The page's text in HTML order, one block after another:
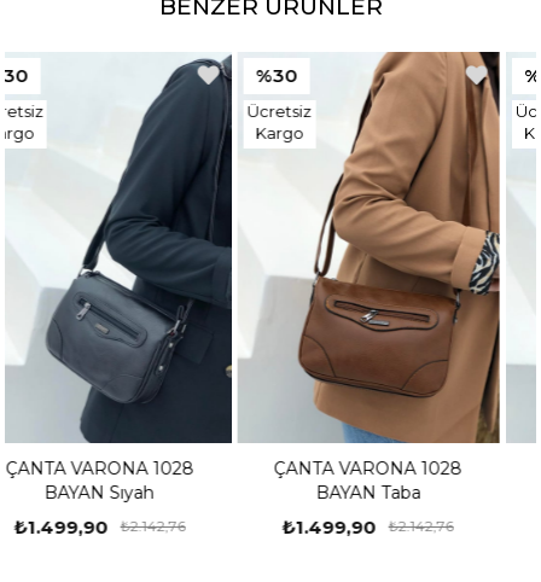
BENZER ÜRÜNLER
ÇANTA VARONA 1028
BAYAN Taba
₺1.499,90
ÇANTA VARONA 1028
BAYAN Sıyah
₺1.499,90
Ücretsiz
Kargo